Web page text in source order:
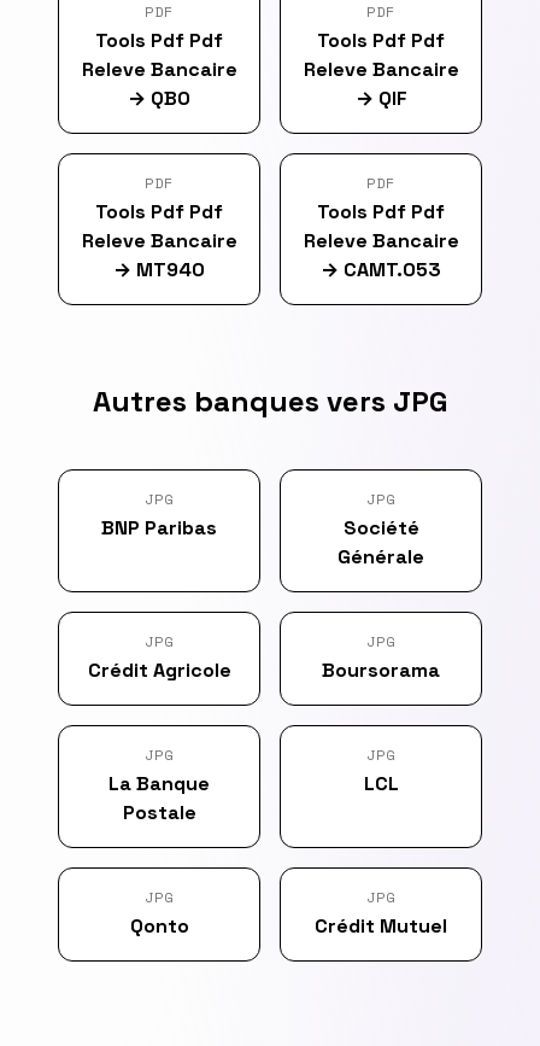
PDF
Tools Pdf Pdf
Releve Bancaire
→ QBO
PDF
Tools Pdf Pdf
Releve Bancaire
→ QIF
PDF
Tools Pdf Pdf
Releve Bancaire
→ MT940
PDF
Tools Pdf Pdf
Releve Bancaire
→ CAMT.053
Autres banques vers JPG
JPG
BNP Paribas
JPG
Société
Générale
JPG
Crédit Agricole
JPG
Boursorama
JPG
La Banque
Postale
JPG
LCL
JPG
Qonto
JPG
Crédit Mutuel